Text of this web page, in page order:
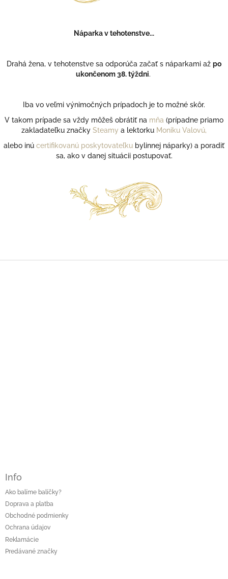
r
v
v
ý
s
u
Náparka v tehotenstve...
Drahá žena, v tehotenstve sa odporúča začať s náparkami až po
ukončenom 38. týždni.
Iba vo veľmi výnimočných prípadoch je to možné skôr.
V takom prípade sa vždy môžeš obrátiť na mňa (prípadne priamo
zakladateľku značky Steamy a lektorku Moniku Valovú,
alebo inú certifikovanú poskytovateľku bylinnej náparky) a poradiť
sa, ako v danej situácii postupovať.
Info
Ako balíme balíčky?
Doprava a platba
Obchodné podmienky
Ochrana údajov
Reklamácie
Predávané značky